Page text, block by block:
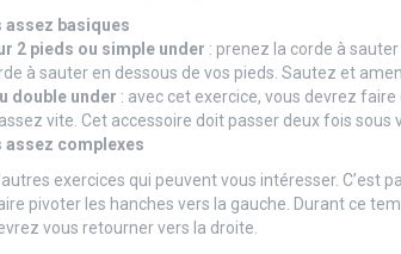
assez basiques
2 pieds ou simple under : prenez la corde à
à sauter en dessous de vos pieds. Sautez et
double under : avec cet exercice, vous devrez
vite. Cet accessoire doit passer deux fois sous
assez complexes
exercices qui peuvent vous intéresser. C’est
pivoter les hanches vers la gauche. Durant ce
vous retourner vers la droite.